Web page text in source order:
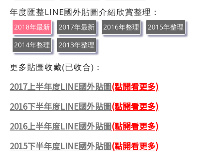
年度匯整LINE國外貼圖介紹欣賞整理：
2018年最新 2017年最新 2016年整理
2015年整理
2014年整理
2013年整理
更多貼圖收藏(已收合)：
2017上半年度LINE國外貼圖(點開看更多)
2016下半年度LINE國外貼圖(點開看更多)
2016上半年度LINE國外貼圖(點開看更多)
2015下半年度LINE國外貼圖(點開看更多)